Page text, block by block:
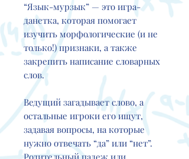
“Язык-мурзык” — это игра-
данетка, которая помогает
изучить морфологические (и не
только!) признаки, а также
закрепить написание словарных
слов.
Ведущий загадывает слово, а
остальные игроки его ищут,
задавая вопросы, на которые
нужно отвечать “да” или “нет”.
Родительный падеж или